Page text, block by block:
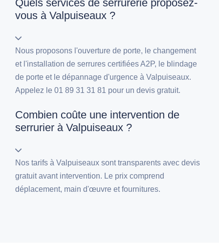
Quels services de serrurerie proposez-
vous à Valpuiseaux ?
Nous proposons l'ouverture de porte, le changement
et l'installation de serrures certifiées A2P, le blindage
de porte et le dépannage d'urgence à Valpuiseaux.
Appelez le 01 89 31 31 81 pour un devis gratuit.
Combien coûte une intervention de
serrurier à Valpuiseaux ?
Nos tarifs à Valpuiseaux sont transparents avec devis
gratuit avant intervention. Le prix comprend
déplacement, main d'œuvre et fournitures.